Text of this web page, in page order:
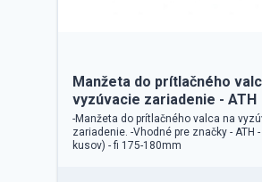
Manžeta do prítlačného
vyzúvacie zariadenie - ATH
-Manžeta do prítlačného valca na
zariadenie. -Vhodné pre značky - ATH
kusov) - fi 175-180mm